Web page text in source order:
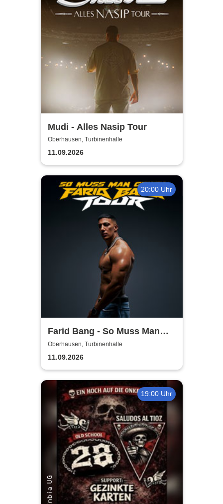
Mudi - Alles Nasip Tour
Oberhausen, Turbinenhalle
11.09.2026
20:00 Uhr
Farid Bang - So Muss Man
Gehen - Tour 2026
Oberhausen, Turbinenhalle
11.09.2026
19:00 Uhr